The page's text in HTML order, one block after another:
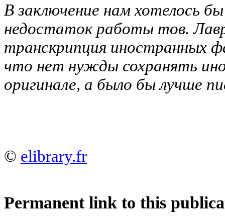
В заключение нам хотелось
недостаток работы тов.
транскрипция иностранных
что нет нужды сохранять
оригинале, а было бы лучше
© elibrary.fr
Permanent link to this